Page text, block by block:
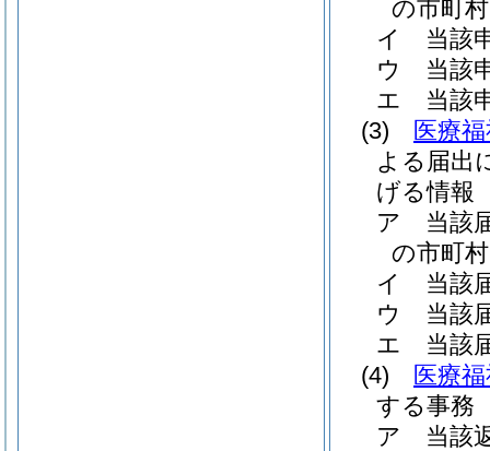
の市町
イ
当該
ウ
当該
エ
当該
(3)
医療
よる届出
げる情報
ア
当該
の市町
イ
当該
ウ
当該
エ
当該
(4)
医療
する事務
ア
当該